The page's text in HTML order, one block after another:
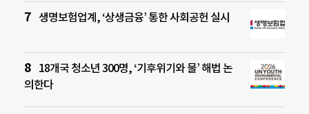
생명보험업계, ‘상생금융’ 통한 사회공헌 실시
18개국 청소년 300명, ‘기후위기와 물’ 해법 논
의한다